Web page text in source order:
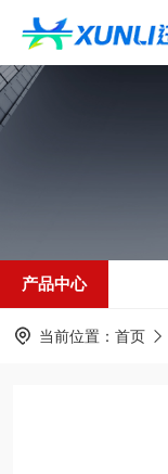
产品中心
当前位置： 首页